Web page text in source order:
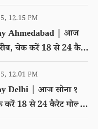
12.15 PM
Ahmedabad | आज
चेक करें 18 से 24 कैरेट
12.01 PM
Delhi | आज सोना १
18 से 24 कैरेट गोल्ड